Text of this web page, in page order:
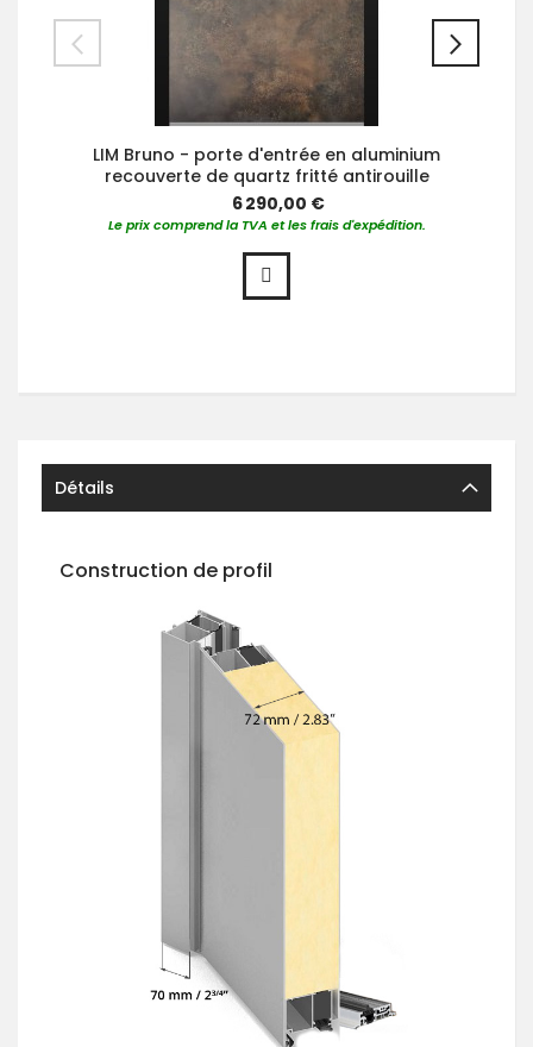
LIM Bruno - porte d'entrée en aluminium
recouverte de quartz fritté antirouille
6 290,00 €
Le prix comprend la TVA et les frais d'expédition.
Détails